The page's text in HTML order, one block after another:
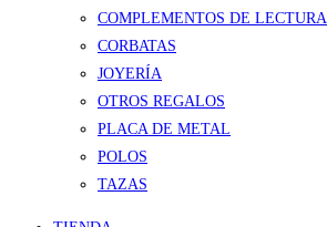
COMPLEMENTOS DE LECTURA
CORBATAS
JOYERÍA
OTROS REGALOS
PLACA DE METAL
POLOS
TAZAS